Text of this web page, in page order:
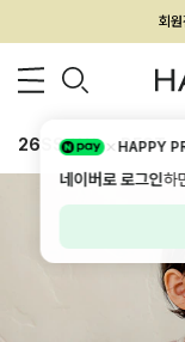
26SS 신상 BEST
HAPPY
네이버로 로그인하